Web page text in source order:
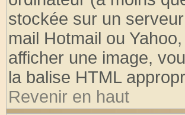
stockée sur un
mail Hotmail ou
afficher une image,
la balise HTML
Revenir en haut